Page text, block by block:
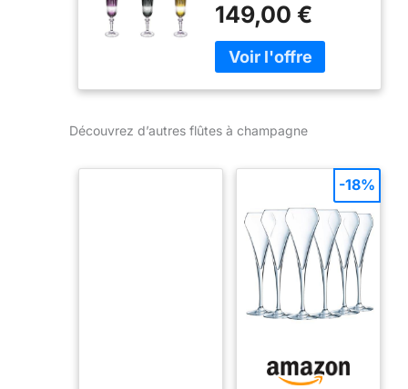
en cristallin taillé
149,00 €
Découvrez d’autres flûtes à champagne
-18%